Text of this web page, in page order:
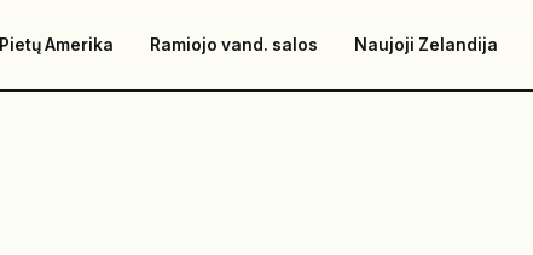
Pietų Amerika Ramiojo vand. salos Naujoji Zelandija